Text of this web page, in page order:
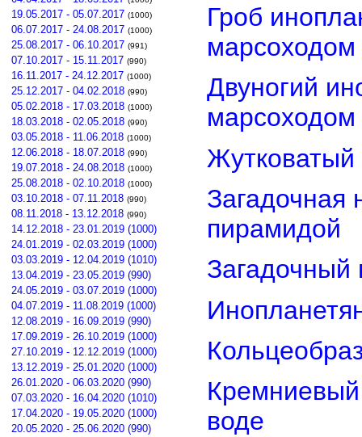
19.05.2017 - 05.07.2017 (1000)
06.07.2017 - 24.08.2017 (1000)
25.08.2017 - 06.10.2017 (991)
07.10.2017 - 15.11.2017 (990)
16.11.2017 - 24.12.2017 (1000)
25.12.2017 - 04.02.2018 (990)
05.02.2018 - 17.03.2018 (1000)
18.03.2018 - 02.05.2018 (990)
03.05.2018 - 11.06.2018 (1000)
12.06.2018 - 18.07.2018 (990)
19.07.2018 - 24.08.2018 (1000)
25.08.2018 - 02.10.2018 (1000)
03.10.2018 - 07.11.2018 (990)
08.11.2018 - 13.12.2018 (990)
14.12.2018 - 23.01.2019 (1000)
24.01.2019 - 02.03.2019 (1000)
03.03.2019 - 12.04.2019 (1010)
13.04.2019 - 23.05.2019 (990)
24.05.2019 - 03.07.2019 (1000)
04.07.2019 - 11.08.2019 (1000)
12.08.2019 - 16.09.2019 (990)
17.09.2019 - 26.10.2019 (1000)
27.10.2019 - 12.12.2019 (1000)
13.12.2019 - 25.01.2020 (1000)
26.01.2020 - 06.03.2020 (990)
07.03.2020 - 16.04.2020 (1010)
17.04.2020 - 19.05.2020 (1000)
20.05.2020 - 25.06.2020 (990)
Гроб
марсоходом
Двуногий
марсоходом
Загадочная
пирамидой
воде